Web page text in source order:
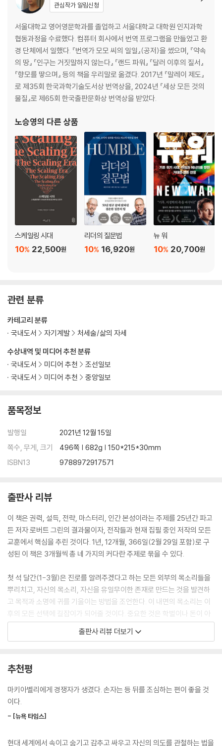
관심작가 알림신청
서울대학교 영어영문학과를 졸업하고 서울대학교 대학원 인지과학
협동과정을 수료했다. 컴퓨터 회사에서 번역 프로그램을 만들었고 환
경 단체에서 일했다. 『번역가 모모 씨의 일일』(공저)을 썼으며, 『약속
의 땅』 『인구는 거짓말하지 않는다』 『랜드 파워』 『달러 이후의 질서』
『향모를 땋으며』 등의 책을 우리말로 옮겼다. 2017년 『말레이 제도』
로 제35회 한국과학기술도서상 번역상을, 2024년 『세상 모든 것의
물질』로 제65회 한국출판문화상 번역상을 받았다.
노승영의 다른 상품
스케일링 시대
22,500원
10%
리더의 질문법
16,920원
10%
뉴 워
20,700원
10%
관련 분류
수상내역 및 미디어 추천 분류
국내도서
미디어 추천
조선일보
국내도서
미디어 추천 중앙일보
카테고리 분류
국내도서
자기계발 처세술/삶의 자세
품목정보
발행일
2021년 12월 15일
쪽수, 무게, 크기
496쪽 | 682g | 150*215*30mm
ISBN13
9788972917571
출판사 리뷰
이 책은 권력, 설득, 전략, 마스터리, 인간 본성이라는 주제를 25년간 파고
든 저자 로버트 그린의 결과물이자, 전작들과 현재 집필 중인 저작의 모든
교훈에서 핵심을 추린 것이다. 1년, 12개월, 366일(2월 29일 포함)로 구
성된 이 책은 3개월씩 총 네 가지의 커다란 주제로 묶을 수 있다.
첫 석 달간(1-3월)은 진로를 알려주겠다고 하는 모든 외부의 목소리들을
뿌리치고, 자신의 목소리, 자신을 유일무이한 존재로 만드는 것을 발견하
고 목적과 소명에 귀를 기울이는 방법을 조언한다. 이 내면의 목소리는 이
후의 모든 선택에 길잡이가 되어줄 것이다. 중요한 것은 학벌이나 돈이 아
니라 끈기와 배우고자 하는 열망이고, 실패, 실수, 갈등이 가장 훌륭한 교
훈을 얻을 기회가 될 수 있으며, 이 모든 배움으로부터 진정한 창의력과 숙
다음 석 달간(4-6월)은 직업 세계의 정치적 성격을 꿰뚫어보고 겉모습을
현실로 착각하는 것이 얼마나 위험한지를 깨닫는 훈련을 한다. 감정의 소
용돌이에 빠지기 전에 그 위험을 알아차리고 감정 조종의 선수들에게 맞서
출판사 리뷰 더보기
추천평
마키아벨리에게 경쟁자가 생겼다. 손자는 등 뒤를 조심하는 편이 좋을 것
이다.
- [뉴욕 타임스]
현대 세계에서 속이고 숨기고 감추고 싸우고 자신의 의도를 관철하는 법을